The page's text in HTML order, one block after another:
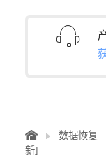
数据恢复
新]